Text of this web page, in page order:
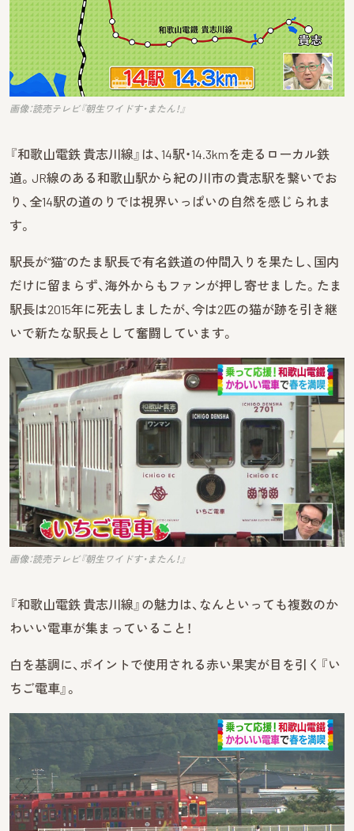
画像：読売テレビ『朝生ワイドす・またん！』
『和歌山電鉄 貴志川線』は、14駅・14.3kmを走るローカル鉄
道。JR線のある和歌山駅から紀の川市の貴志駅を繋いでお
り、全14駅の道のりでは視界いっぱいの自然を感じられま
す。
駅長が“猫”のたま駅長で有名鉄道の仲間入りを果たし、国内
だけに留まらず、海外からもファンが押し寄せました。たま
駅長は2015年に死去しましたが、今は2匹の猫が跡を引き継
いで新たな駅長として奮闘しています。
画像：読売テレビ『朝生ワイドす・またん！』
『和歌山電鉄 貴志川線』の魅力は、なんといっても複数のか
わいい電車が集まっていること！
白を基調に、ポイントで使用される赤い果実が目を引く『い
ちご電車』。